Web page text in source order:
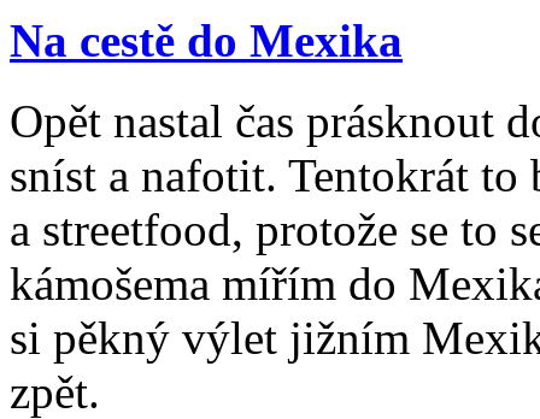
Na cestě do Mexika
Opět nastal čas prásknout
sníst a nafotit. Tentokrát
a streetfood, protože se to
kámošema mířím do
si pěkný výlet jižním
zpět.